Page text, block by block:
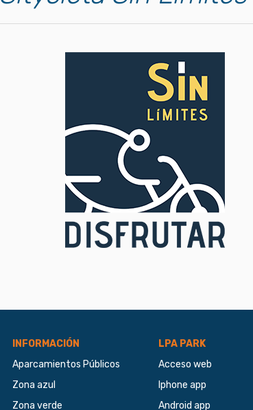
INFORMACIÓN
Aparcamientos Públicos
Zona azul
Zona verde
LPA PARK
Acceso web
Iphone app
Android app